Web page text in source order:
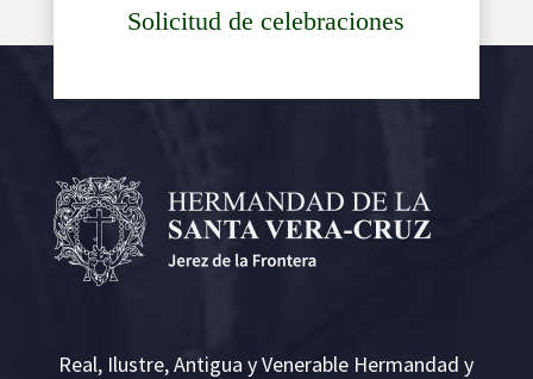
Solicitud de celebraciones
Real, Ilustre, Antigua y Venerable Hermandad y